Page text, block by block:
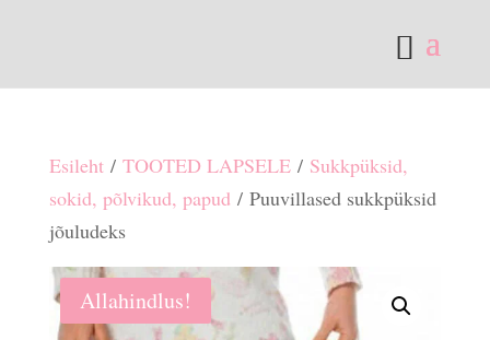
Esileht/ TOOTED LAPSELE/ Sukkpüksid,
sokid, põlvikud, papud/ Puuvillased sukkpüksid
jõuludeks
Allahindlus!